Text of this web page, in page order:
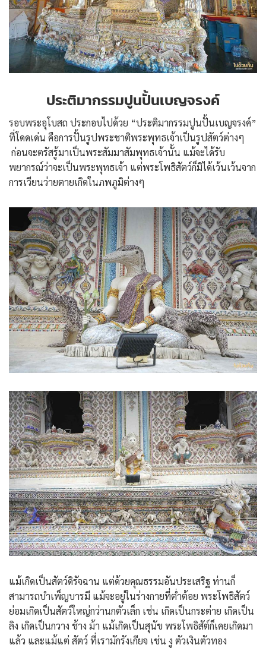
ประติมากรรมปูนปั้นเบญจรงค์
รอบพระอุโบสถ ประกอบไปด้วย “ประติมากรรมปูนปั้นเบญจรงค์”
ที่โดดเด่น คือการปั้นรูปพระชาติพระพุทธเจ้าเป็นรูปสัตว์ต่างๆ
ก่อนจะตรัสรู้มาเป็นพระสัมมาสัมพุทธเจ้านั้น แม้จะได้รับ
พยากรณ์ว่าจะเป็นพระพุทธเจ้า แต่พระโพธิสัตว์ก็มิได้เว้นเว้นจาก
การเวียนว่ายตายเกิดในภพภูมิต่างๆ
แม้เกิดเป็นสัตว์ดิรัจฉาน แต่ด้วยคุณธรรมอันประเสริฐ ท่านก็
สามารถบำเพ็ญบารมี แม้จะอยู่ในร่างกายที่ต่ำต้อย พระโพธิสัตว์
ย่อมเกิดเป็นสัตว์ใหญ่กว่านกตัวเล็ก เช่น เกิดเป็นกระต่าย เกิดเป็น
ลิง เกิดเป็นกวาง ช้าง ม้า แม้เกิดเป็นสุนัข พระโพธิสัต์ก็เคยเกิดมา
แล้ว และแม้แต่ สัตว์ ที่เรามักรังเกียจ เช่น งู ตัวเงินตัวทอง